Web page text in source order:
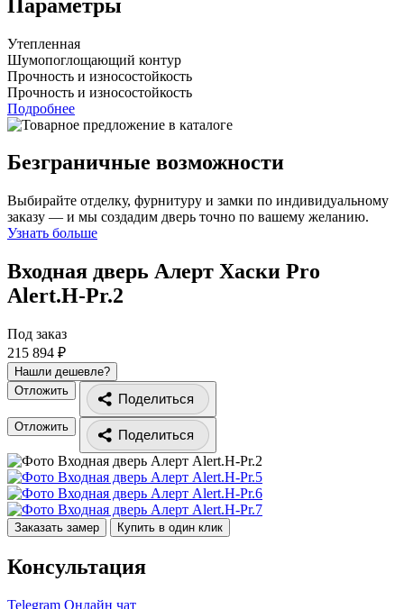
Параметры
Утепленная
Шумопоглощающий контур
Прочность и износостойкость
Прочность и износостойкость
Подробнее
Безграничные возможности
Выбирайте отделку, фурнитуру и замки по индивидуальному
заказу — и мы создадим дверь точно по вашему желанию.
Узнать больше
Входная дверь Алерт Хаски Pro
Alert.H-Pr.2
Под заказ
215 894 ₽
Нашли дешевле?
Отложить
Поделиться
Отложить
Поделиться
Заказать замер Купить в один клик
Консультация
Telegram Онлайн чат